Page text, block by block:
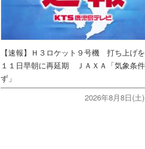
【速報】Ｈ３ロケット９号機 打ち上げ
１１日早朝に再延期 ＪＡＸＡ「気象条
ず」
2026年8月8日(土